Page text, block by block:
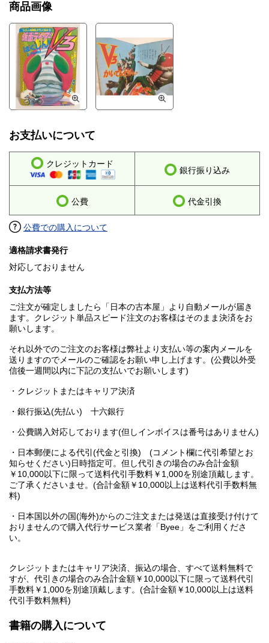
商品画像
お支払いについて
クレジットカード
銀行振り込み
公費 代金引換
公費での購入について
適格請求書発行
対応しておりません
支払方法等
ご注文が確定しましたら「日本の古本屋」より自動メールが届き
ます。クレジット単品スピード注文のお客様はそのまま決済をお
願いします。
それ以外でのご注文のお客様は弊社より支払い等の案内メールを
送りますのでメールのご確認をお願い申し上げます。(公費以外受
信後一週間以内に下記の支払いでお願いします)
・クレジットまたはキャリア決済
・銀行振込(先払い) 十六銀行
・公費購入対応しております(但しインボイスは番号はありません)
・日本郵便による代引(代金と引換) (コメント欄に代引希望とお
知らせください)日時指定可。但し代引きの場合のみ合計金額
￥10,000以下に限って送料代引手数料￥1,000を別途頂戴します。
ご了承くださいませ。(合計金額￥10,000以上は送料代引手数料無
料)
・日本国以外の国(海外)からのご注文または発送は直接受け付けて
おりませんので購入代行サービス業者「Byee」をご利用くださ
い。
クレジットまたはキャリア決済、振込の場合、すべて送料無料で
すが、代引きの場合のみ合計金額￥10,000以下に限って送料代引
手数料￥1,000を別途頂戴します。(合計金額￥10,000以上は送料
代引手数料無料)
書籍の購入について